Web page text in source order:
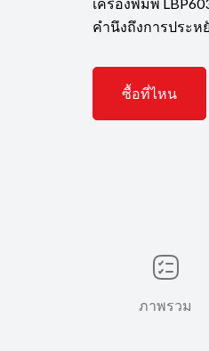
คำนึงถึงการประ
ซื้อที่ไหน
ภาพรวม